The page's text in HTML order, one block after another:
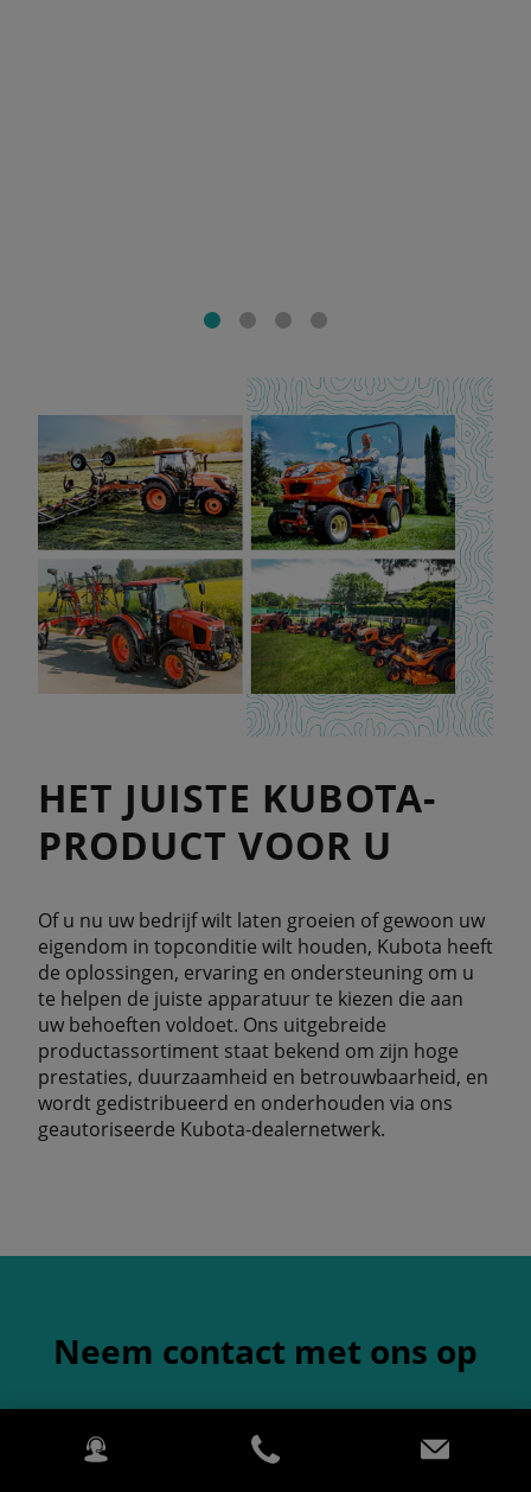
HET JUISTE KUBOTA-
PRODUCT VOOR U
Of u nu uw bedrijf wilt laten groeien of gewoon uw
eigendom in topconditie wilt houden, Kubota heeft
de oplossingen, ervaring en ondersteuning om u
te helpen de juiste apparatuur te kiezen die aan
uw behoeften voldoet. Ons uitgebreide
productassortiment staat bekend om zijn hoge
prestaties, duurzaamheid en betrouwbaarheid, en
wordt gedistribueerd en onderhouden via ons
geautoriseerde Kubota-dealernetwerk.
Neem contact met ons op